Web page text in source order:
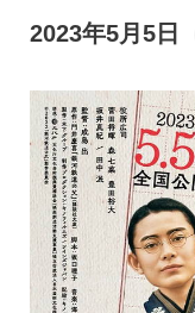
2023年5月5日